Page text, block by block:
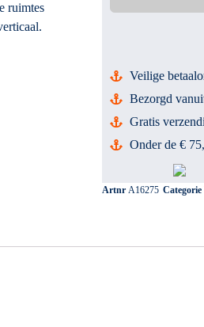
ruimtes
Veilige
Bezorgd
Gratis
Onder de €
Artnr A16275 Categorie